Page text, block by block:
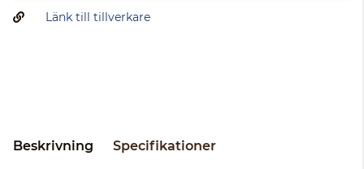
Länk till tillverkare
Beskrivning Specifikationer